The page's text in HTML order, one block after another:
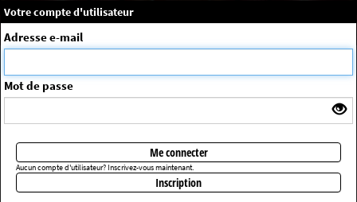
Message système
La séance choisie n'a pas été trouvée
Votre compte d'utilisateur
Adresse e-mail
Mot de passe
Me connecter
Aucun compte d'utilisateur? Inscrivez-vous maintenant.
Inscription